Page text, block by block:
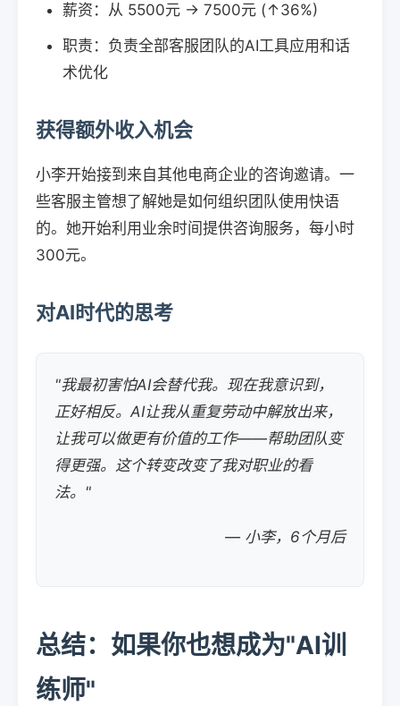
薪资：从 5500元 → 7500元 (↑36%)
职责：负责全部客服团队的AI工具应用和话
术优化
获得额外收入机会
小李开始接到来自其他电商企业的咨询邀请。一
些客服主管想了解她是如何组织团队使用快语
的。她开始利用业余时间提供咨询服务，每小时
300元。
对AI时代的思考
"我最初害怕AI会替代我。现在我意识到，
正好相反。AI让我从重复劳动中解放出来，
让我可以做更有价值的工作——帮助团队变
得更强。这个转变改变了我对职业的看
法。"
— 小李，6个月后
总结：如果你也想成为"AI训
练师"